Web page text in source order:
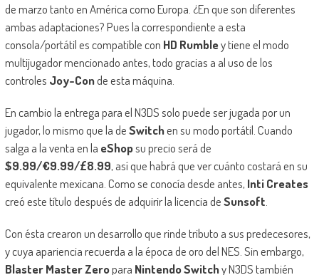
de marzo tanto en América como Europa. ¿En que son diferentes
ambas adaptaciones? Pues la correspondiente a esta
consola/portátil es compatible con HD Rumbley tiene el modo
multijugador mencionado antes, todo gracias a al uso de los
controles Joy-Conde esta máquina.
En cambio la entrega para el N3DS solo puede ser jugada por un
jugador, lo mismo que la deSwitchen su modo portátil. Cuando
salga a la venta en la eShopsu precio será de
$9.99/€9.99/£8.99, así que habrá que ver cuánto costará en su
equivalente mexicana. Como se conocía desde antes, Inti Creates
creó este título después de adquirir la licencia deSunsoft
Con ésta crearon un desarrollo que rinde tributo a sus predecesores,
y cuya apariencia recuerda a la época de oro del NES. Sin embargo,
Blaster Master Zeropara Nintendo Switchy N3DS también